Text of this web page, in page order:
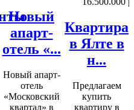
Новый
апарт-
отель «...
Новый апарт-
отель
«Московский
квартал» в
Квартира
в Ялте в
н...
Предлагаем
купить
квартиру в